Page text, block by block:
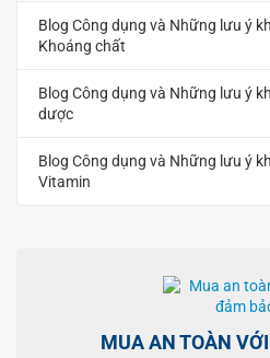
Blog Công dụng và Những lưu ý
Khoáng chất
Blog Công dụng và Những lưu ý
dược
Blog Công dụng và Những lưu ý
Vitamin
MUA AN TOÀN